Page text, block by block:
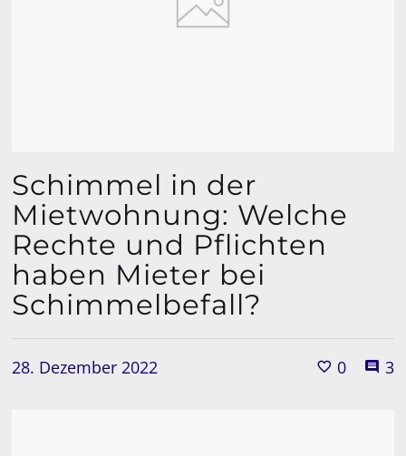
Schimmel in der
Mietwohnung: Welche
Rechte und Pflichten
haben Mieter bei
Schimmelbefall?
28. Dezember 2022 0 3